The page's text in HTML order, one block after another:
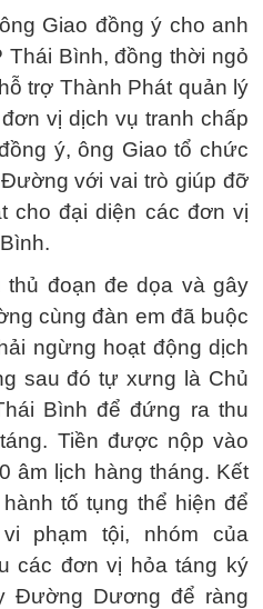
Giao đồng ý cho anh
Thái Bình, đồng thời ngỏ
trợ Thành Phát quản lý
vị dịch vụ tranh chấp
ý, ông Giao tổ chức
với vai trò giúp đỡ
cho đại diện các đơn vị
thủ đoạn đe dọa và gây
cùng đàn em đã buộc
ngừng hoạt động dịch
sau đó tự xưng là Chủ
Bình để đứng ra thu
Tiền được nộp vào
âm lịch hàng tháng. Kết
tố tụng thể hiện để
phạm tội, nhóm của
các đơn vị hỏa táng ký
Đường Dương để ràng